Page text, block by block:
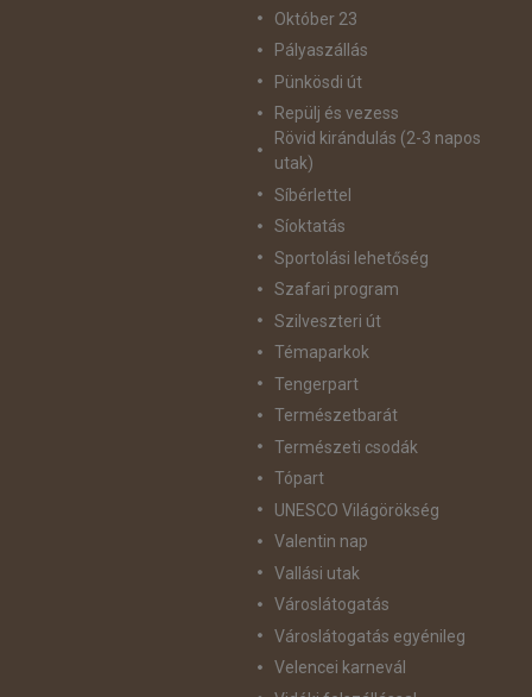
Október 23
Pályaszállás
Pünkösdi út
Repülj és vezess
Rövid kirándulás (2-3 napos
utak)
Síbérlettel
Síoktatás
Sportolási lehetőség
Szafari program
Szilveszteri út
Témaparkok
Tengerpart
Természetbarát
Természeti csodák
Tópart
UNESCO Világörökség
Valentin nap
Vallási utak
Városlátogatás
Városlátogatás egyénileg
Velencei karnevál